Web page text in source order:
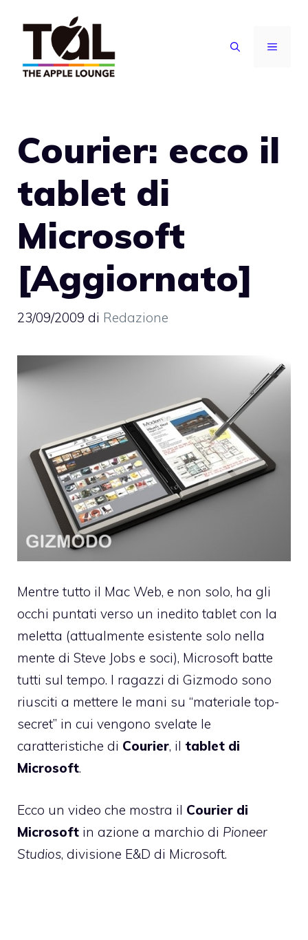
contenuto
MENU
Courier: ecco il
tablet di
Microsoft
[Aggiornato]
23/09/2009 di Redazione
Mentre tutto il Mac Web, e non solo, ha gli
occhi puntati verso un inedito tablet con la
meletta (attualmente esistente solo nella
mente di Steve Jobs e soci), Microsoft batte
tutti sul tempo. I ragazzi di Gizmodo sono
riusciti a mettere le mani su “materiale top-
secret” in cui vengono svelate le
caratteristiche di Courier, il tablet di
Microsoft.
Ecco un video che mostra il Courier di
Microsoft in azione a marchio di Pioneer
Studios, divisione E&D di Microsoft.